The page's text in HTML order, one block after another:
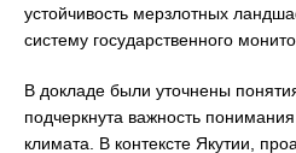
устойчивость мерзлотных
систему государственного
В докладе были уточнены
подчеркнута важность
климата. В контексте Якутии,